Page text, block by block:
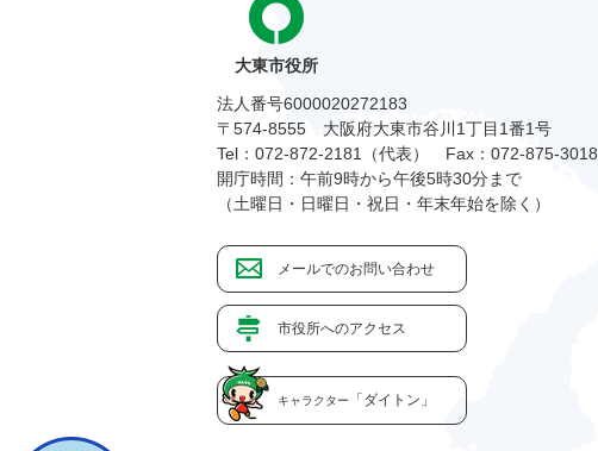
大東市役所
法人番号6000020272183
〒574-8555 大阪府大東市谷川1丁目1番1号
Tel：072-872-2181（代表）
Fax：072-875-3018
開庁時間：午前9時から午後5時30分まで
（土曜日・日曜日・祝日・年末年始を除く）
メールでのお問い合わせ
市役所へのアクセス
キャラクター 「ダイトン」